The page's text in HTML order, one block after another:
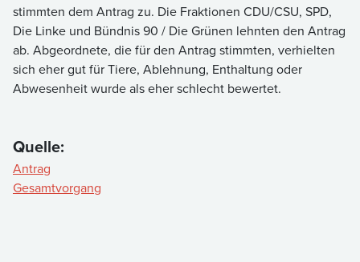
stimmten dem Antrag zu. Die Fraktionen CDU/CSU, SPD,
Die Linke und Bündnis 90 / Die Grünen lehnten den Antrag
ab. Abgeordnete, die für den Antrag stimmten, verhielten
sich eher gut für Tiere, Ablehnung, Enthaltung oder
Abwesenheit wurde als eher schlecht bewertet.
Quelle:
Antrag
Gesamtvorgang